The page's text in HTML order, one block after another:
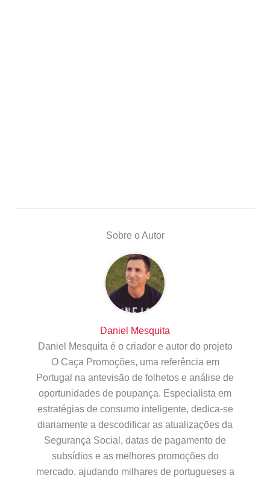
Sobre o Autor
Daniel Mesquita
Daniel Mesquita é o criador e autor do projeto
O Caça Promoções, uma referência em
Portugal na antevisão de folhetos e análise de
oportunidades de poupança. Especialista em
estratégias de consumo inteligente, dedica-se
diariamente a descodificar as atualizações da
Segurança Social, datas de pagamento de
subsídios e as melhores promoções do
mercado, ajudando milhares de portugueses a